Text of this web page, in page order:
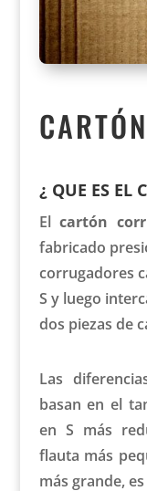
¿ QUE ES EL
Elcartón
fabricado
corrugadores
S y luego
dos piezas de
Las
basan en el
en S más
flauta más
más grande,